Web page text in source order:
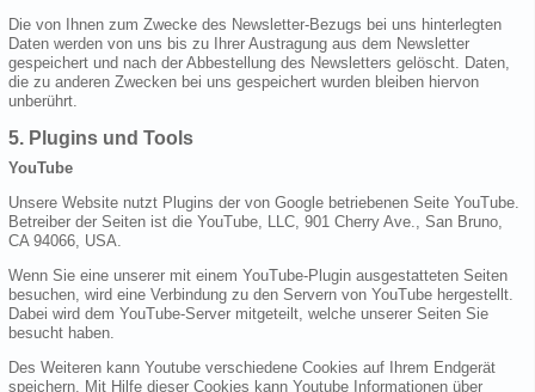
Die von Ihnen zum Zwecke des Newsletter-Bezugs bei uns hinterlegten
Daten werden von uns bis zu Ihrer Austragung aus dem Newsletter
gespeichert und nach der Abbestellung des Newsletters gelöscht. Daten,
die zu anderen Zwecken bei uns gespeichert wurden bleiben hiervon
unberührt.
5. Plugins und Tools
YouTube
Unsere Website nutzt Plugins der von Google betriebenen Seite YouTube.
Betreiber der Seiten ist die YouTube, LLC, 901 Cherry Ave., San Bruno,
CA 94066, USA.
Wenn Sie eine unserer mit einem YouTube-Plugin ausgestatteten Seiten
besuchen, wird eine Verbindung zu den Servern von YouTube hergestellt.
Dabei wird dem YouTube-Server mitgeteilt, welche unserer Seiten Sie
besucht haben.
Des Weiteren kann Youtube verschiedene Cookies auf Ihrem Endgerät
speichern. Mit Hilfe dieser Cookies kann Youtube Informationen über